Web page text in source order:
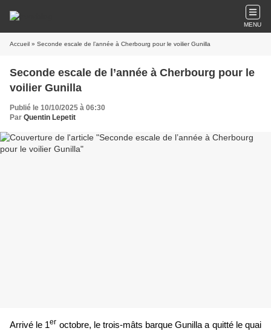
MENU
Accueil » Seconde escale de l’année à Cherbourg pour le voilier Gunilla
Seconde escale de l’année à Cherbourg pour le
voilier Gunilla
Publié le 10/10/2025 à 06:30
Par Quentin Lepetit
Arrivé le 1er octobre, le trois-mâts barque Gunilla a quitté le quai